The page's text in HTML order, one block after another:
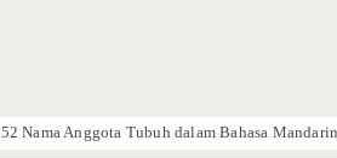
52 Nama Anggota Tubuh dalam Bahasa